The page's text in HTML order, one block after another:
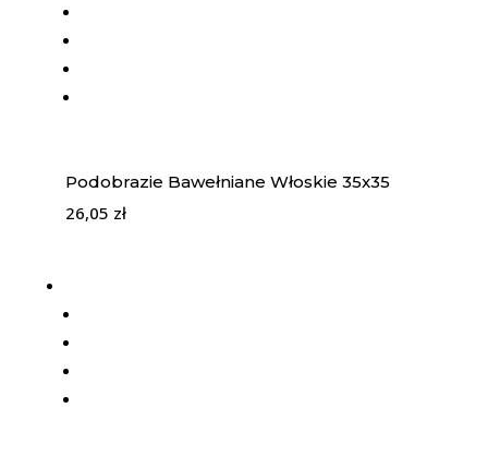
Podobrazie Bawełniane Włoskie 35x35
26,05 zł